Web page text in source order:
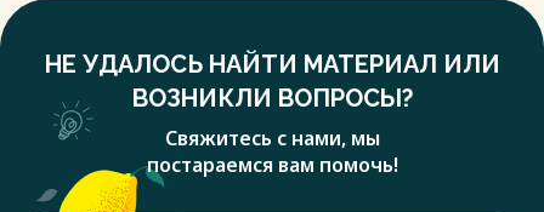
ценных бумаг и других активов, полученные штрафы, пени,
Доходы от услуг во всех перечисленных формах должны
возмещать издержки банка, покрывать риски и создавать
прибыль.
Расходы коммерческого банка можно классифицировать
по форме и способу учета. По форме различаются
процентные расходы, беспроцентные и прочие расходы.
НЕ УДАЛОСЬ НАЙТИ МАТЕРИАЛ ИЛИ
ВОЗНИКЛИ ВОПРОСЫ?
Свяжитесь с нами, мы
постараемся вам помочь!